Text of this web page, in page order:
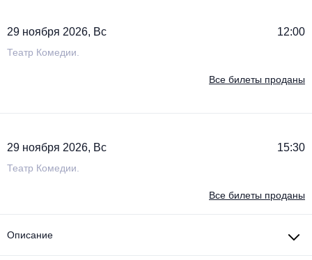
29 ноября 2026, Вс 12:00
Театр Комедии.
Все билеты проданы
29 ноября 2026, Вс 15:30
Театр Комедии.
Все билеты проданы
Описание